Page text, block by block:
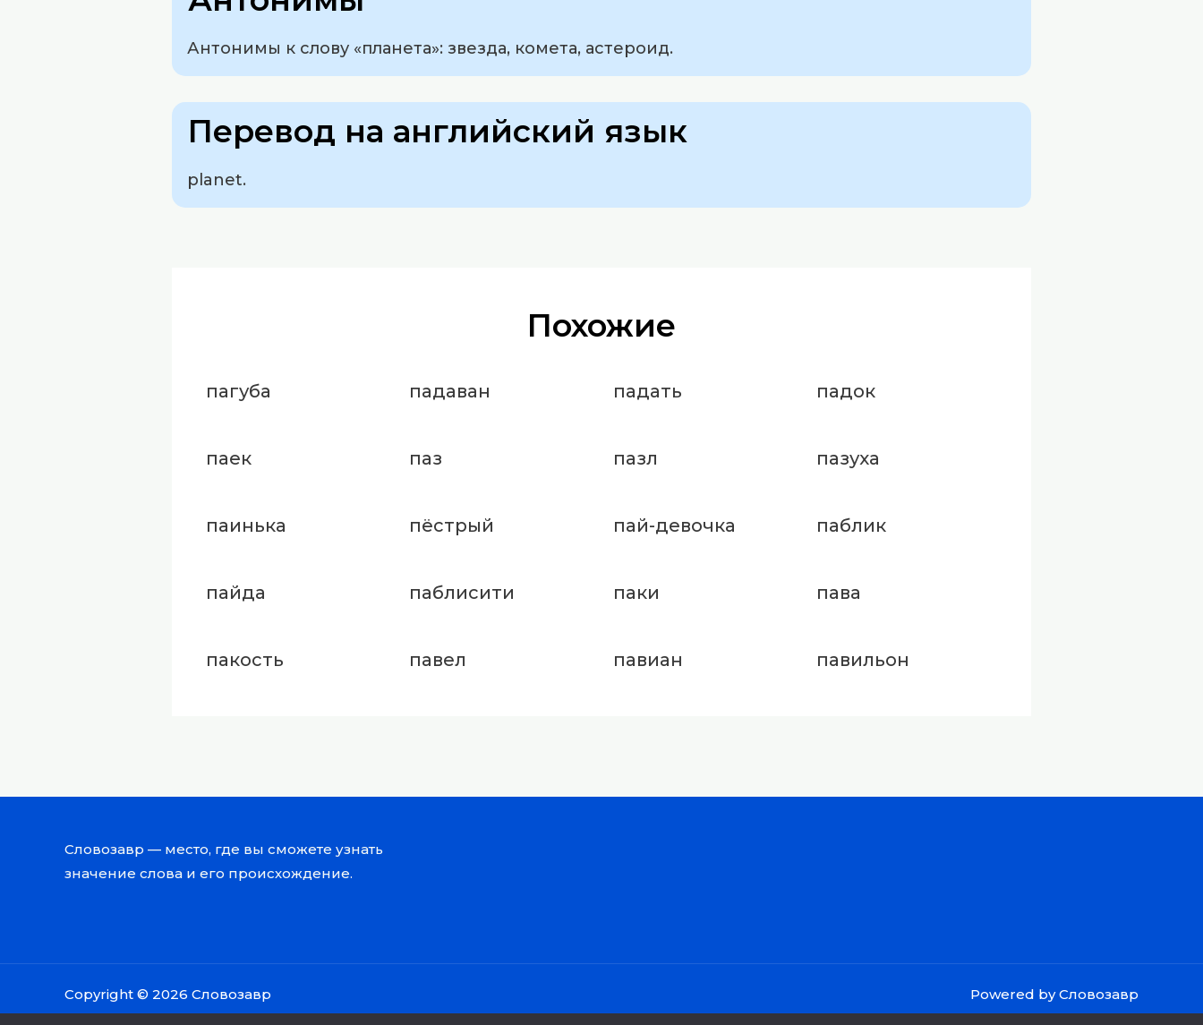
Антонимы к слову «планета»: звезда, комета, астероид.
Перевод на английский язык
planet.
Похожие
пагуба падаван падать падок
паек паз пазл пазуха
паинька пёстрый пай-девочка паблик
пайда паблисити паки пава
пакость павел павиан павильон
Словозавр — место, где вы сможете узнать
значение слова и его происхождение.
Copyright © 2026 Словозавр Powered by Словозавр